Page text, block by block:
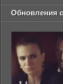
Обновления